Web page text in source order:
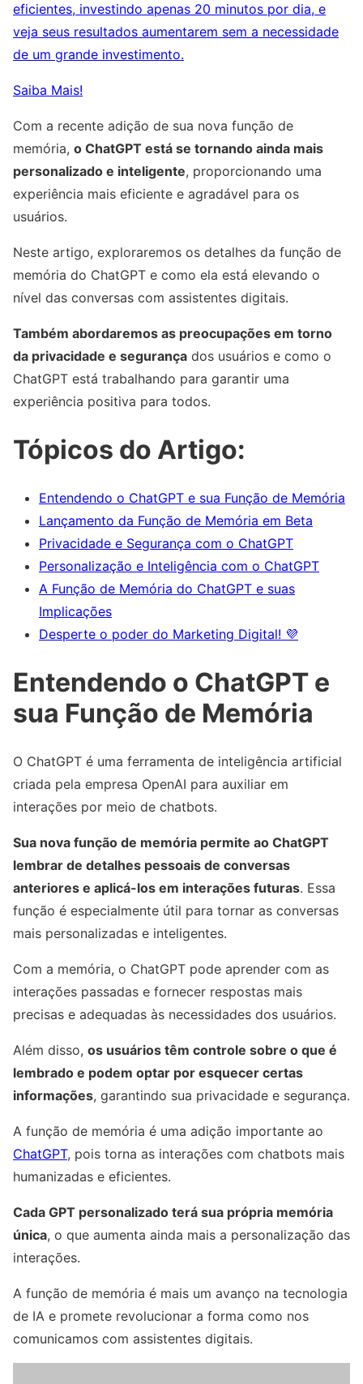
eficientes, investindo apenas 20 minutos por dia, e
veja seus resultados aumentarem sem a necessidade
de um grande investimento.
Saiba Mais!
Com a recente adição de sua nova função de
memória, o ChatGPT está se tornando ainda mais
personalizado e inteligente, proporcionando uma
experiência mais eficiente e agradável para os
usuários.
Neste artigo, exploraremos os detalhes da função de
memória do ChatGPT e como ela está elevando o
nível das conversas com assistentes digitais.
Também abordaremos as preocupações em torno
da privacidade e segurança dos usuários e como o
ChatGPT está trabalhando para garantir uma
experiência positiva para todos.
Tópicos do Artigo:
Entendendo o ChatGPT e sua Função de Memória
Lançamento da Função de Memória em Beta
Privacidade e Segurança com o ChatGPT
Personalização e Inteligência com o ChatGPT
A Função de Memória do ChatGPT e suas
Implicações
Desperte o poder do Marketing Digital! 💜
Entendendo o ChatGPT e
sua Função de Memória
O ChatGPT é uma ferramenta de inteligência artificial
criada pela empresa OpenAI para auxiliar em
interações por meio de chatbots.
Sua nova função de memória permite ao ChatGPT
lembrar de detalhes pessoais de conversas
anteriores e aplicá-los em interações futuras. Essa
função é especialmente útil para tornar as conversas
mais personalizadas e inteligentes.
Com a memória, o ChatGPT pode aprender com as
interações passadas e fornecer respostas mais
precisas e adequadas às necessidades dos usuários.
Além disso, os usuários têm controle sobre o que é
lembrado e podem optar por esquecer certas
informações, garantindo sua privacidade e segurança.
A função de memória é uma adição importante ao
ChatGPT, pois torna as interações com chatbots mais
humanizadas e eficientes.
Cada GPT personalizado terá sua própria memória
única, o que aumenta ainda mais a personalização das
interações.
A função de memória é mais um avanço na tecnologia
de IA e promete revolucionar a forma como nos
comunicamos com assistentes digitais.